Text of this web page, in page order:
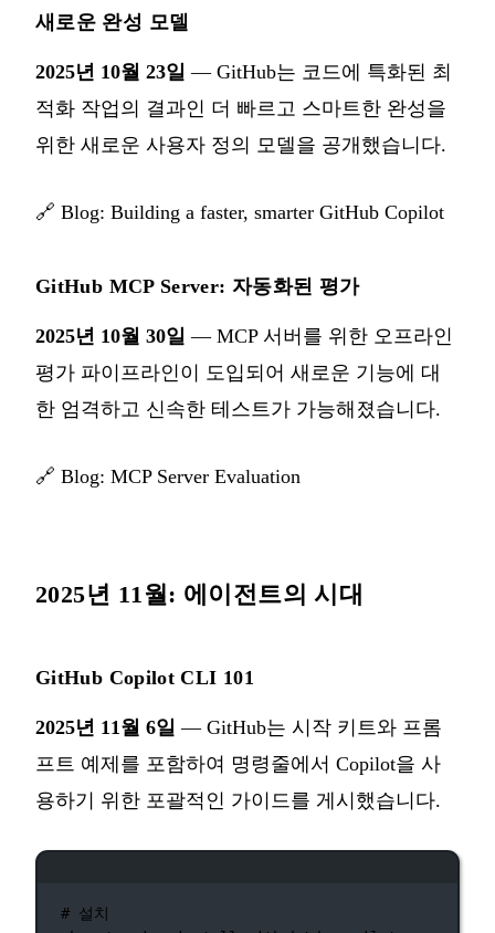
새로운 완성 모델
2025년 10월 23일 — GitHub는 코드에 특화된 최
적화 작업의 결과인 더 빠르고 스마트한 완성을
위한 새로운 사용자 정의 모델을 공개했습니다.
🔗 Blog: Building a faster, smarter GitHub Copilot
GitHub MCP Server: 자동화된 평가
2025년 10월 30일 — MCP 서버를 위한 오프라인
평가 파이프라인이 도입되어 새로운 기능에 대
한 엄격하고 신속한 테스트가 가능해졌습니다.
🔗 Blog: MCP Server Evaluation
2025년 11월: 에이전트의 시대
GitHub Copilot CLI 101
2025년 11월 6일 — GitHub는 시작 키트와 프롬
프트 예제를 포함하여 명령줄에서 Copilot을 사
용하기 위한 포괄적인 가이드를 게시했습니다.
# 설치